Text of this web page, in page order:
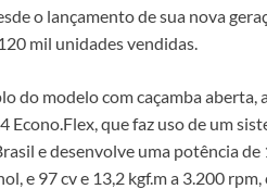
o lançamento de sua nova
mil unidades vendidas.
do modelo com caçamba
Econo.Flex, que faz uso de um
e desenvolve uma potência
e 97 cv e 13,2 kgf.m a 3.200